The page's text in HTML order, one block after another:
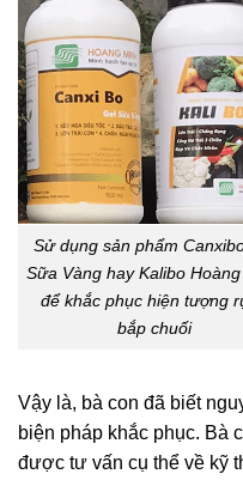
Sử dụng sản phẩm
Sữa Vàng hay Kalibo
để khắc phục hiện tượng
bắp chuối
Vậy là, bà con đã biết
biện pháp khắc phục. Bà
được tư vấn cụ thể về kỹ